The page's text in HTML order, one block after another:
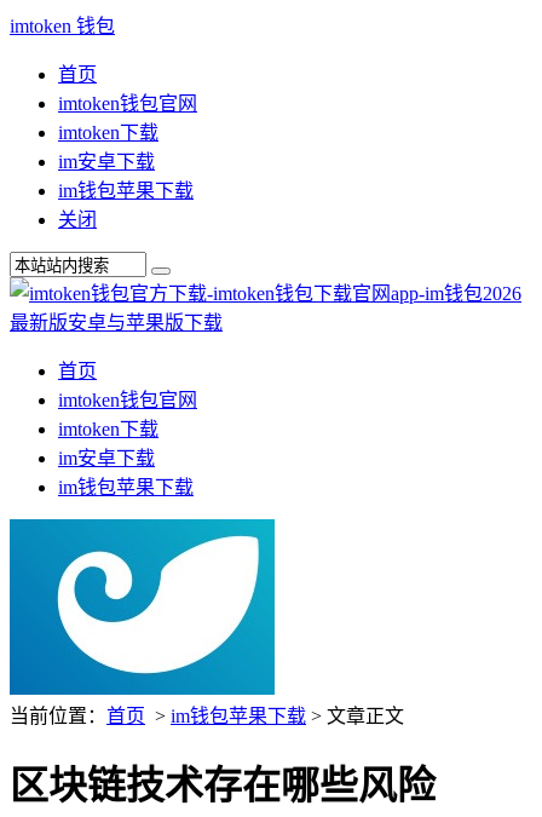
imtoken 钱包
首页
imtoken钱包官网
imtoken下载
im安卓下载
im钱包苹果下载
关闭
首页
imtoken钱包官网
imtoken下载
im安卓下载
im钱包苹果下载
当前位置： 首页 > im钱包苹果下载 > 文章正文
区块链技术存在哪些风险